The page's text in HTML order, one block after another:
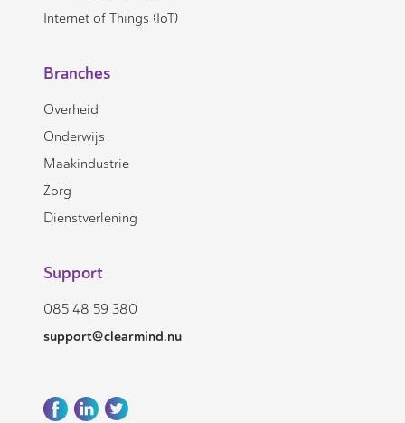
Internet of Things (IoT)
Branches
Overheid
Onderwijs
Maakindustrie
Zorg
Dienstverlening
Support
085 48 59 380
support@clearmind.nu